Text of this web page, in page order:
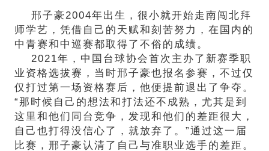
邢子豪2004年出生，很小就开始走南闯北拜
师学艺，凭借自己的天赋和刻苦努力，在国内的
中青赛和中巡赛都取得了不俗的成绩。
2021年，中国台球协会首次主办了新赛季职
业资格选拔赛，当时邢子豪也报名参赛，不过仅
仅打过第一场资格赛后，他便提前退出了争夺。
“那时候自己的想法和打法还不成熟，尤其是到
这里和他们同台竞争，发现和他们的差距很大，
自己也打得没信心了，就放弃了。”通过这一届
比赛，邢子豪认清了自己与准职业选手的差距。